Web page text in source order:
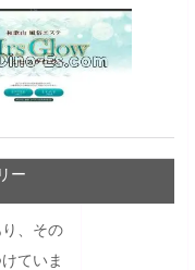
ー
、その
ていま